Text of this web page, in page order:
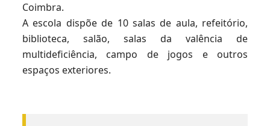
Coimbra.
A escola dispõe de 10 salas de aula, refeitório,
biblioteca, salão, salas da valência de
multideficiência, campo de jogos e outros
espaços exteriores.